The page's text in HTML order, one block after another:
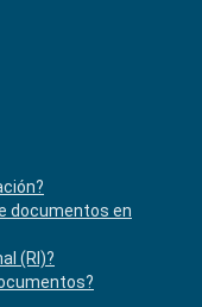
documentos en
(RI)?